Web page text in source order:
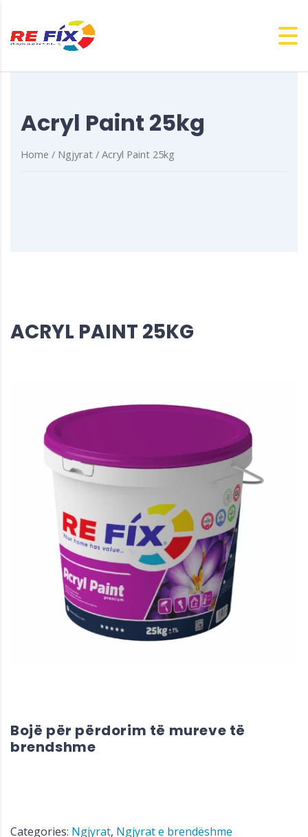
Acryl Paint 25kg
Home / Ngjyrat / Acryl Paint 25kg
ACRYL PAINT 25KG
Bojë për përdorim të mureve të
brendshme
Categories: Ngjyrat, Ngjyrat e brendëshme